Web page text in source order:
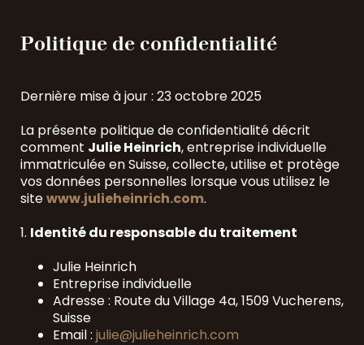
Politique de confidentialité
Dernière mise à jour : 23 octobre 2025
La présente politique de confidentialité décrit
comment Julie Heinrich, entreprise individuelle
immatriculée en Suisse, collecte, utilise et protège
vos données personnelles lorsque vous utilisez le
sitewww.julieheinrich.com.
1. Identité du responsable du traitement
Julie Heinrich
Entreprise individuelle
Adresse : Route du Village 4a, 1509 Vucherens,
Suisse
Email : julie@julieheinrich.com